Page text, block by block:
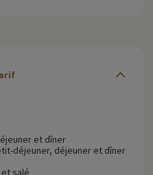
et dîner
déjeuner, déjeuner et dîner
salé